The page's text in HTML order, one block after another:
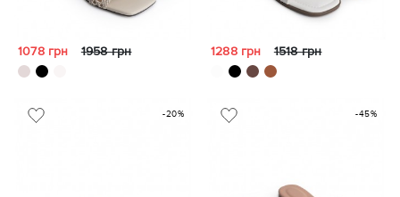
1078 грн 1958 грн 1288 грн 1518 грн
-20% -45%